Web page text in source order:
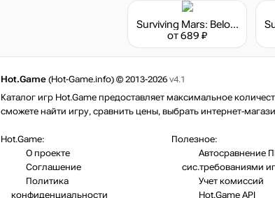
Surviving Mars: Below and Beyond
от 689 ₽
Hot.Game (Hot-Game.info) © 2013-2026 v4.1
Каталог игр Hot.Game предоставляет максимальное
сможете найти игру, сравнить цены, выбрать интернет-
Hot.Game:
О проекте
Соглашение
Политика
конфиденциальности
Полезное:
Автосравнение
сис.требованиями
Учет комиссий
Hot.Game API